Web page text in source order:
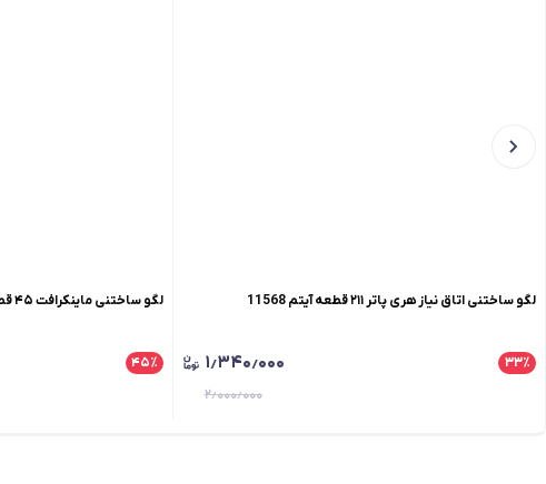
لگو ساختنی اتاق نیاز هری پاتر ۲۱۱ قطعه آیتم 11568
۳۳٪ ۱٫۳۴۰٫۰۰۰
۲٫۰۰۰٫۰۰۰
لگو ساختنی ماینکرافت ۴۵ قطعه آیتم ۴۰۶۴۷
۴۵٪